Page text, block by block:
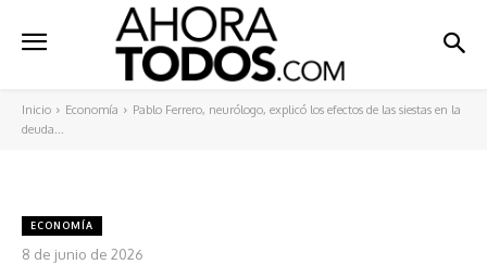
Inicio Economía
Pablo Ferrero, neurólogo, explicó los efectos de las siestas en la
deuda...
ECONOMÍA
8 de junio de 2026